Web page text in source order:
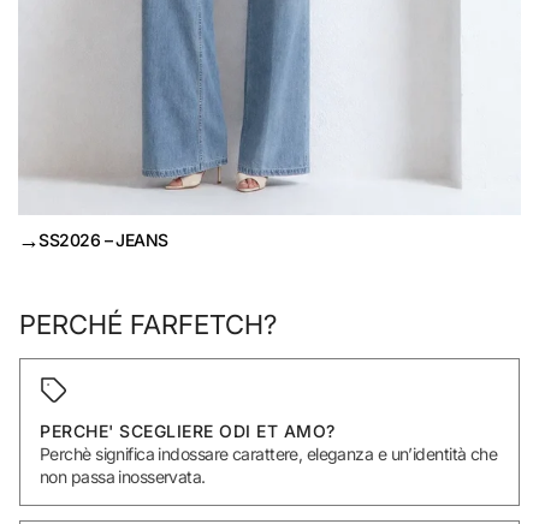
→SS2026 – JEANS
PERCHÉ FARFETCH?
PERCHE' SCEGLIERE ODI ET AMO?
Perchè significa indossare carattere, eleganza e un’identità che
non passa inosservata.